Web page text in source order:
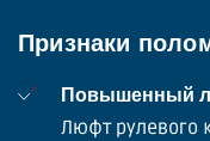
Признаки
Повышенный
Люфт рулевого